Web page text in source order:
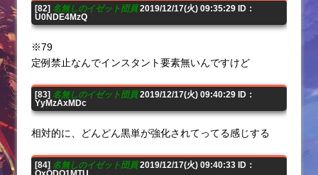
[82] 名無しのイゼット団員2019/12/17(火) 09:35:29 ID：
U0NDE4MzQ
※79
定例禁止なんでインスタント要素無いんですけど
[83] 名無しのイゼット団員2019/12/17(火) 09:40:29 ID：
YyMzAxMDc
相対的に、どんどん黒単が強化されてってる感じする
[84] 名無しのイゼット団員2019/12/17(火) 09:40:33 ID：